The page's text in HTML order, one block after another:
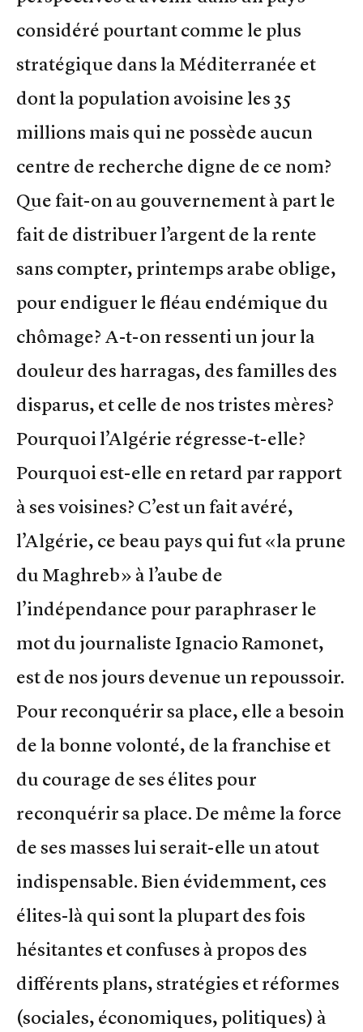
considéré pourtant comme le plus
stratégique dans la Méditerranée et
dont la population avoisine les 35
millions mais qui ne possède aucun
centre de recherche digne de ce nom?
Que fait-on au gouvernement à part le
fait de distribuer l’argent de la rente
sans compter, printemps arabe oblige,
pour endiguer le fléau endémique du
chômage? A-t-on ressenti un jour la
douleur des harragas, des familles des
disparus, et celle de nos tristes mères?
Pourquoi l’Algérie régresse-t-elle?
Pourquoi est-elle en retard par rapport
à ses voisines? C’est un fait avéré,
l’Algérie, ce beau pays qui fut «la prune
du Maghreb» à l’aube de
l’indépendance pour paraphraser le
mot du journaliste Ignacio Ramonet,
est de nos jours devenue un repoussoir.
Pour reconquérir sa place, elle a besoin
de la bonne volonté, de la franchise et
du courage de ses élites pour
reconquérir sa place. De même la force
de ses masses lui serait-elle un atout
indispensable. Bien évidemment, ces
élites-là qui sont la plupart des fois
hésitantes et confuses à propos des
différents plans, stratégies et réformes
(sociales, économiques, politiques) à